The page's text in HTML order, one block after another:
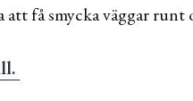
att få smycka väggar runt